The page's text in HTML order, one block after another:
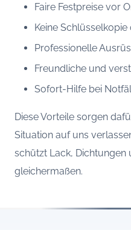
Faire Festpreise vor
Keine
Professionelle
Freundliche und
Sofort-Hilfe bei
Diese Vorteile sorgen
Situation auf uns
schützt Lack, Dichtungen
gleichermaßen.